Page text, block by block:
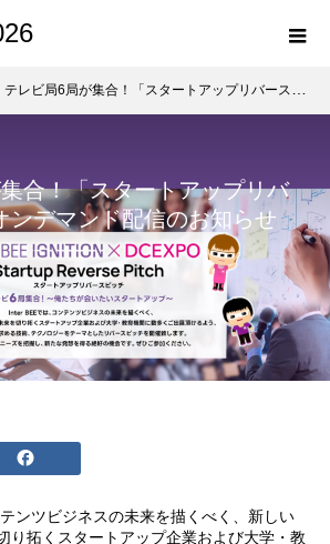
テレビ局6局が集合！「スタートアップリバースピッチ」オンデマンド配信のお知らせ
合！「スタートアップリバ
ンデマンド配信のお知らせ
ンツビジネスの未来を描くべく、新しい
り拓くスタートアップ企業および大学・教